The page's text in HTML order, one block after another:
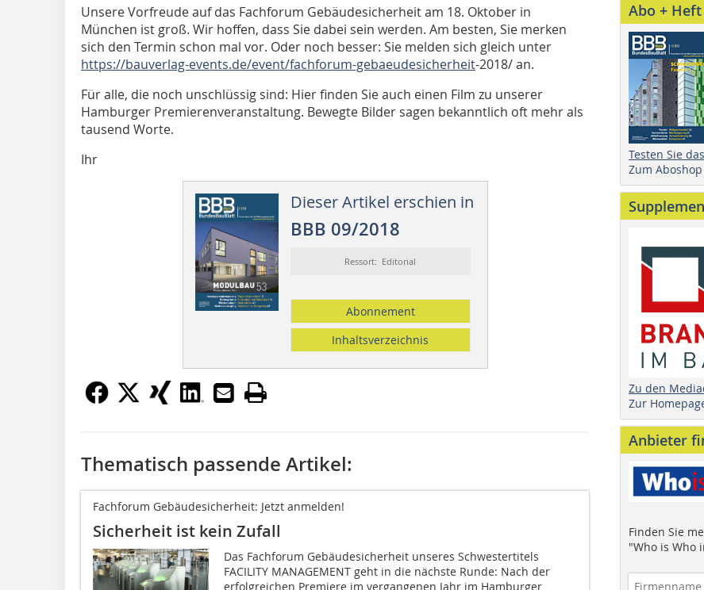
Unsere Vorfreude auf das Fachforum Gebäudesicherheit am 18. Oktober in
München ist groß. Wir hoffen, dass Sie dabei sein werden. Am besten, Sie merken
sich den Termin schon mal vor. Oder noch besser: Sie melden sich gleich unter
https://bauverlag-events.de/event/fachforum-gebaeudesicherheit-2018/an.
Für alle, die noch unschlüssig sind: Hier finden Sie auch einen Film zu unserer
Hamburger Premierenveranstaltung. Bewegte Bilder ­sagen bekanntlich oft mehr als
tausend Worte.
Ihr
Dieser Artikel erschien in
BBB 09/2018
Ressort: Editorial
Abonnement
Inhaltsverzeichnis
Thematisch passende Artikel:
Fachforum Gebäudesicherheit: Jetzt anmelden!
Sicherheit ist kein Zufall
Das Fachforum Gebäudesicherheit unseres Schwestertitels
FACILITY MANAGEMENT geht in die nächste Runde: Nach der
erfolgreichen Premiere im vergangenen Jahr im Hamburger
Abo + Heft
Testen Sie
Zum Aboshop
Zu den
Zur
Anbieter
Finden Sie
"Who is Who